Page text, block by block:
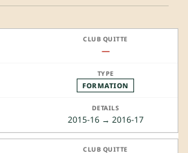
—
FORMATION
2015-16 → 2016-17